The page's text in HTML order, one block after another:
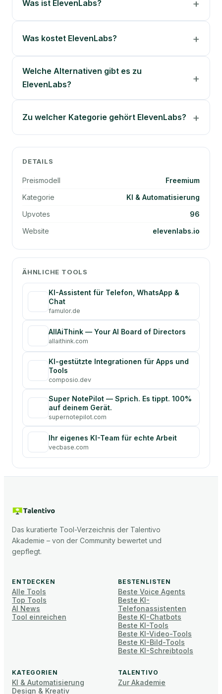
Was ist ElevenLabs?
Was kostet ElevenLabs?
Welche Alternativen gibt es zu
ElevenLabs?
Zu welcher Kategorie gehört ElevenLabs?
DETAILS
Preismodell
Freemium
Kategorie
KI & Automatisierung
Upvotes
96
Website
elevenlabs.io
ÄHNLICHE TOOLS
KI-Assistent für Telefon, WhatsApp &
Chat
famulor.de
AllAiThink — Your AI Board of Directors
allaithink.com
KI-gestützte Integrationen für Apps und
Tools
composio.dev
Super NotePilot — Sprich. Es tippt. 100%
auf deinem Gerät.
supernotepilot.com
Ihr eigenes KI-Team für echte Arbeit
vecbase.com
Das kuratierte Tool-Verzeichnis der Talentivo
Akademie – von der Community bewertet und
gepflegt.
ENTDECKEN
Alle Tools
Top Tools
AI News
Tool einreichen
BESTENLISTEN
Beste Voice Agents
Beste KI-
Telefonassistenten
Beste KI-Chatbots
Beste KI-Tools
Beste KI-Video-Tools
Beste KI-Bild-Tools
Beste KI-Schreibtools
KATEGORIEN
KI & Automatisierung
Design & Kreativ
TALENTIVO
Zur Akademie